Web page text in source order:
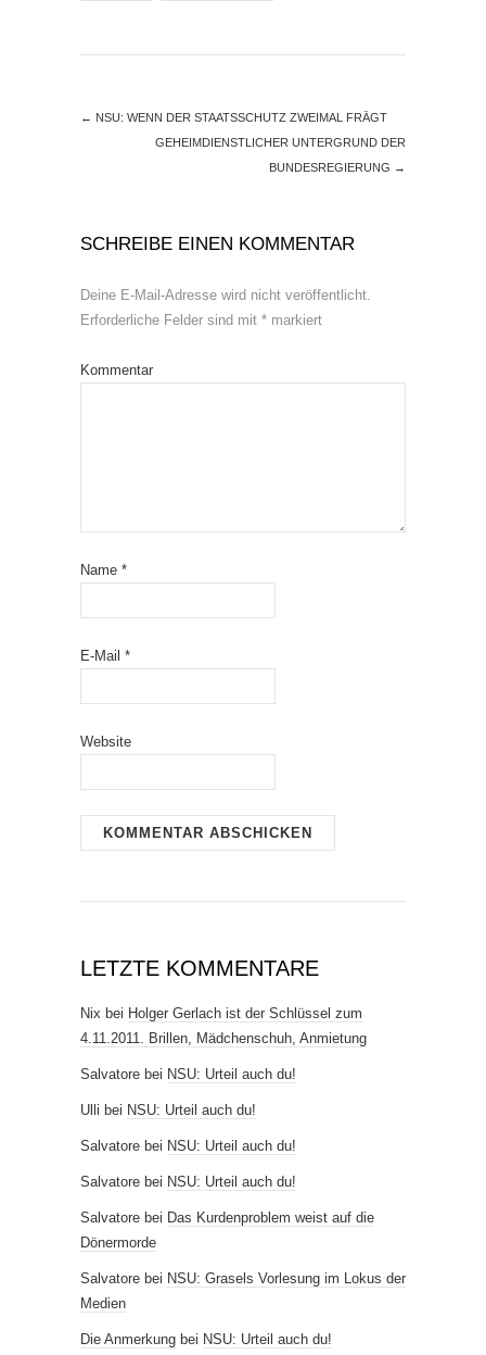
← NSU: WENN DER STAATSSCHUTZ ZWEIMAL FRÄGT
GEHEIMDIENSTLICHER UNTERGRUND DER
BUNDESREGIERUNG →
SCHREIBE EINEN KOMMENTAR
Deine E-Mail-Adresse wird nicht veröffentlicht.
Erforderliche Felder sind mit * markiert
Kommentar
Name *
E-Mail *
Website
LETZTE KOMMENTARE
Nix bei Holger Gerlach ist der Schlüssel zum
4.11.2011. Brillen, Mädchenschuh, Anmietung
Salvatore bei NSU: Urteil auch du!
Ulli bei NSU: Urteil auch du!
Salvatore bei NSU: Urteil auch du!
Salvatore bei NSU: Urteil auch du!
Salvatore bei Das Kurdenproblem weist auf die
Dönermorde
Salvatore bei NSU: Grasels Vorlesung im Lokus der
Medien
Die Anmerkung bei NSU: Urteil auch du!